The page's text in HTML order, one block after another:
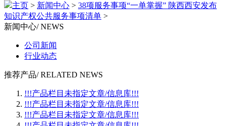
主页 > 新闻中心 > 38项服务事项“一单掌握” 陕西西安发布
知识产权公共服务事项清单 >
新闻中心/ NEWS
公司新闻
行业动态
推荐产品/ RELATED NEWS
!!!产品栏目未指定文章/信息库!!!
!!!产品栏目未指定文章/信息库!!!
!!!产品栏目未指定文章/信息库!!!